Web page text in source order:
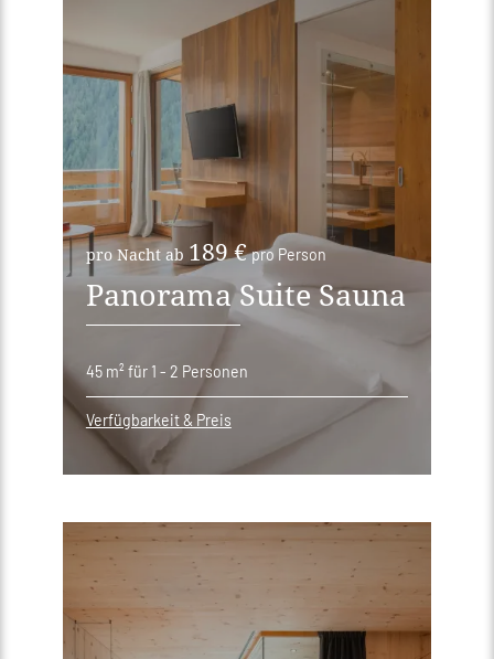
pro Nacht ab 189 € pro Person
Panorama Suite Sauna
45 m² für 1 - 2 Personen
Verfügbarkeit & Preis